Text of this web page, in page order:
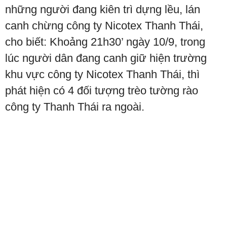
những người đang kiên trì dựng lều, lán
canh chừng công ty Nicotex Thanh Thái,
cho biết: Khoảng 21h30’ ngày 10/9, trong
lúc người dân đang canh giữ hiện trường
khu vực công ty Nicotex Thanh Thái, thì
phát hiện có 4 đối tượng trèo tường rào
công ty Thanh Thái ra ngoài.